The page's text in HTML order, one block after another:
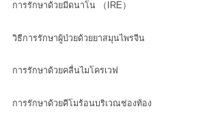
การรักษาด้วยมีดนาโน （IRE）
วิธีการรักษาผู้ป่วยด้วยยาสมุนไพรจีน
การรักษาด้วยคลื่นไมโครเวฟ
การรักษาด้วยคีโมร้อนบริเวณช่องท้อง